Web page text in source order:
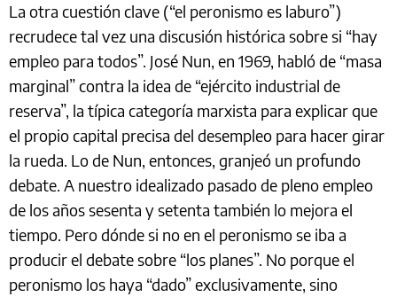
La otra cuestión clave (“el peronismo es laburo”)
recrudece tal vez una discusión histórica sobre si “hay
empleo para todos”. José Nun, en 1969, habló de “masa
marginal” contra la idea de “ejército industrial de
reserva”, la típica categoría marxista para explicar que
el propio capital precisa del desempleo para hacer girar
la rueda. Lo de Nun, entonces, granjeó un profundo
debate. A nuestro idealizado pasado de pleno empleo
de los años sesenta y setenta también lo mejora el
tiempo. Pero dónde si no en el peronismo se iba a
producir el debate sobre “los planes”. No porque el
peronismo los haya “dado” exclusivamente, sino